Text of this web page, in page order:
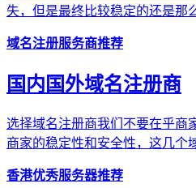
失，但是最终比较稳定的还是那
域名注册服务商推荐
国内国外域名注册商
选择域名注册商我们不要在乎商
商家的稳定性和安全性，这几个
香港优秀服务器推荐